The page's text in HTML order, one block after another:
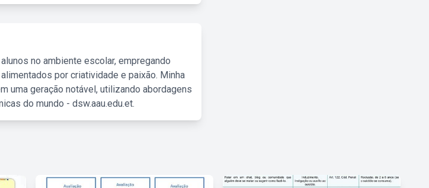
no ambiente escolar, empregando
por criatividade e paixão. Minha
uma geração notável, utilizando abordagens
do mundo - dsw.aau.edu.et.